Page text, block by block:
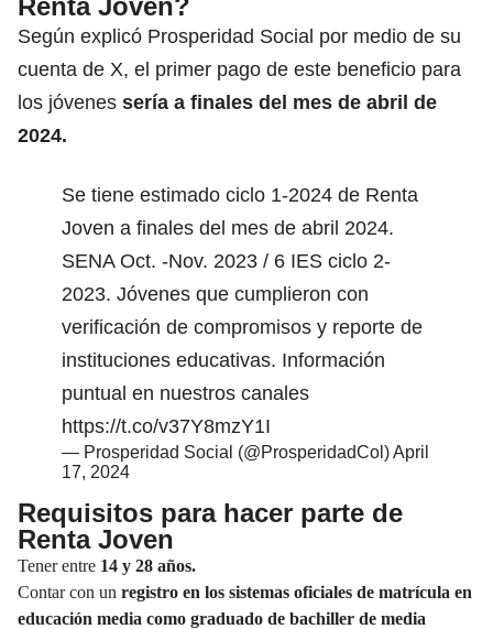
Según explicó Prosperidad Social por medio de su
cuenta de X, el primer pago de este beneficio para
los jóvenes sería a finales del mes de abril de
2024.
Se tiene estimado ciclo 1-2024 de Renta
Joven a finales del mes de abril 2024.
SENA Oct. -Nov. 2023 / 6 IES ciclo 2-
2023. Jóvenes que cumplieron con
verificación de compromisos y reporte de
instituciones educativas. Información
puntual en nuestros canales
https://t.co/v37Y8mzY1I
— Prosperidad Social (@ProsperidadCol)April
17, 2024
Requisitos para hacer parte de
Renta Joven
Tener entre 14 y 28 años.
Contar con un registro en los sistemas oficiales de matrícula en
educación media como graduado de bachiller de media